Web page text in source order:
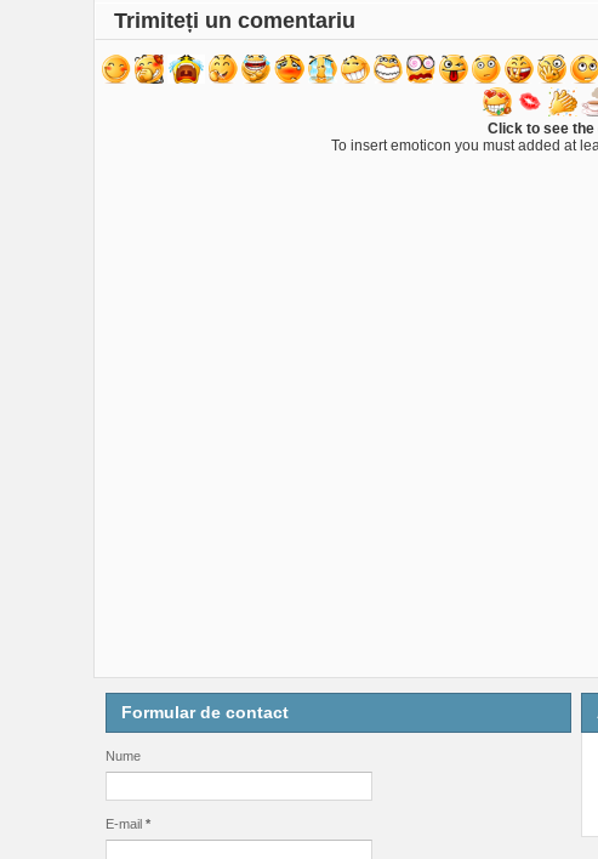
Trimiteți un comentariu
Click to see the
To insert emoticon you must added at
Formular de contact
Nume
E-mail *